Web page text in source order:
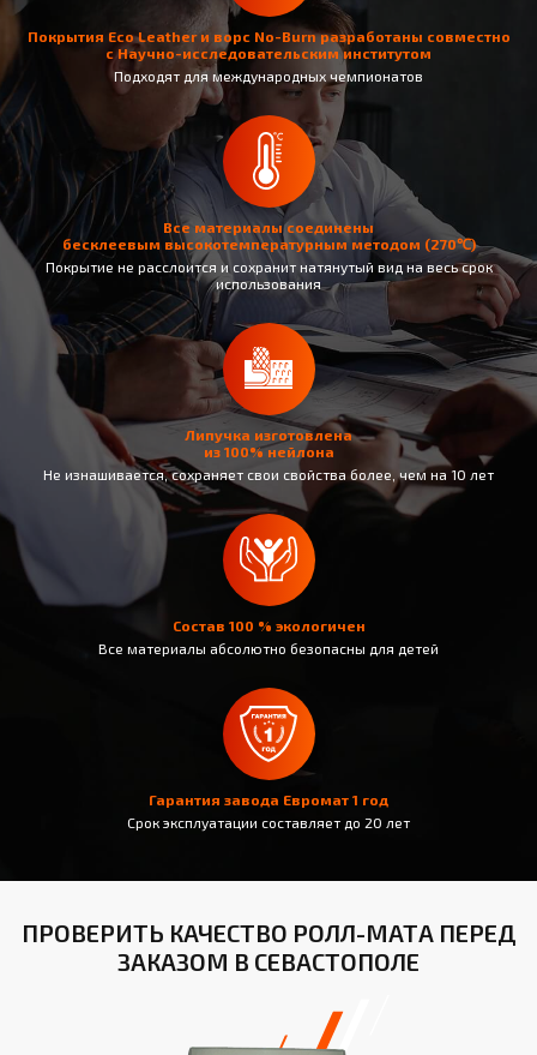
Покрытия Eco Leather и ворс No-Burn разработаны совместно
с Научно-исследовательским институтом
Подходят для международных чемпионатов
Все материалы соединены
бесклеевым высокотемпературным методом (270℃)
Покрытие не раcслоится и сохранит натянутый вид на весь срок
использования
Липучка изготовлена
из 100% нейлона
Не изнашивается, сохраняет свои свойства более, чем на 10 лет
Состав 100 % экологичен
Все материалы абсолютно безопасны для детей
Гарантия завода Евромат 1 год
Срок эксплуатации составляет до 20 лет
ПРОВЕРИТЬ КАЧЕСТВО РОЛЛ-МАТА ПЕРЕД
ЗАКАЗОМ В СЕВАСТОПОЛЕ